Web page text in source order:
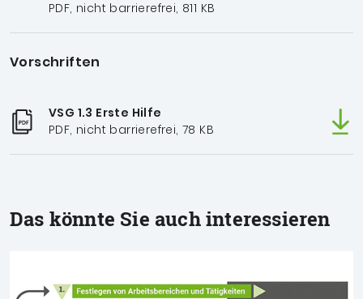
PDF, nicht barrierefrei, 811 KB
Vorschriften
VSG 1.3 Erste Hilfe
PDF, nicht barrierefrei, 78 KB
Das könnte Sie auch interessieren